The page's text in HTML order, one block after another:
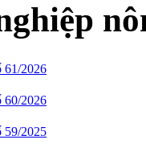
61/2026
60/2026
59/2025